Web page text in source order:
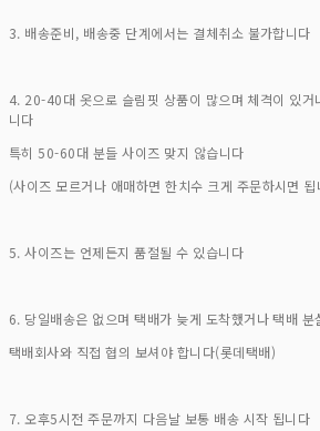
3. 배송준비, 배송중 단계에서는 결체취소 불가합니다
4. 20-40대 옷으로 슬림핏 상품이 많으며 체격이 있거
니다
특히 50-60대 분들 사이즈 맞지 않습니다
(사이즈 모르거나 애매하면 한치수 크게 주문하시면 됩
5. 사이즈는 언제든지 품절될 수 있습니다
6. 당일배송은 없으며 택배가 늦게 도착했거나 택배
택배회사와 직접 협의 보셔야 합니다(롯데택배)
7. 오후5시전 주문까지 다음날 보통 배송 시작 됩니다